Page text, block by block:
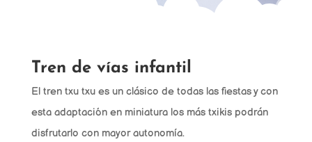
Tren de vías infantil
El tren txu txu es un clásico de todas las fiestas y con
esta adaptación en miniatura los más txikis podrán
disfrutarlo con mayor autonomía.